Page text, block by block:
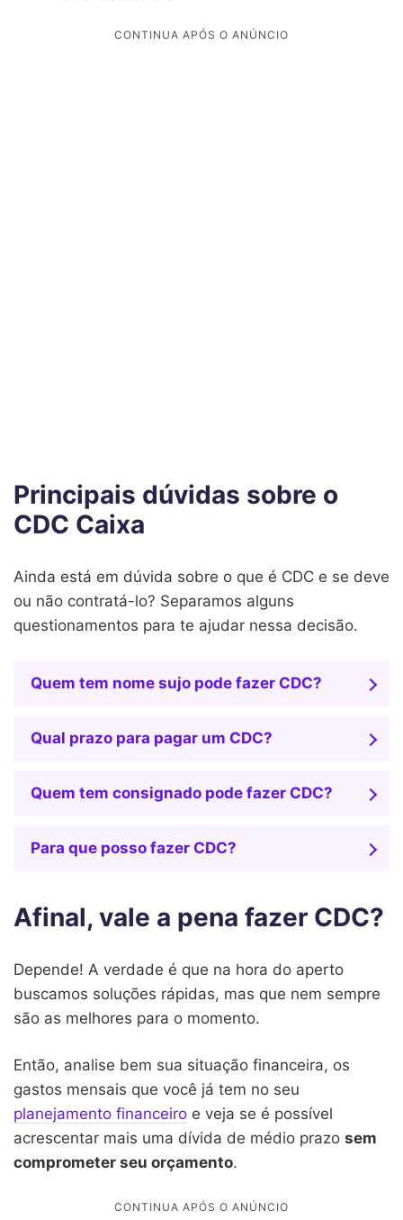
Principais dúvidas sobre o
CDC Caixa
Ainda está em dúvida sobre o que é CDC e se deve
ou não contratá-lo? Separamos alguns
questionamentos para te ajudar nessa decisão.
Quem tem nome sujo pode fazer CDC?
Qual prazo para pagar um CDC?
Quem tem consignado pode fazer CDC?
Para que posso fazer CDC?
Afinal, vale a pena fazer CDC?
Depende! A verdade é que na hora do aperto
buscamos soluções rápidas, mas que nem sempre
são as melhores para o momento.
Então, analise bem sua situação financeira, os
gastos mensais que você já tem no seu
planejamento financeiro e veja se é possível
acrescentar mais uma dívida de médio prazo sem
comprometer seu orçamento.